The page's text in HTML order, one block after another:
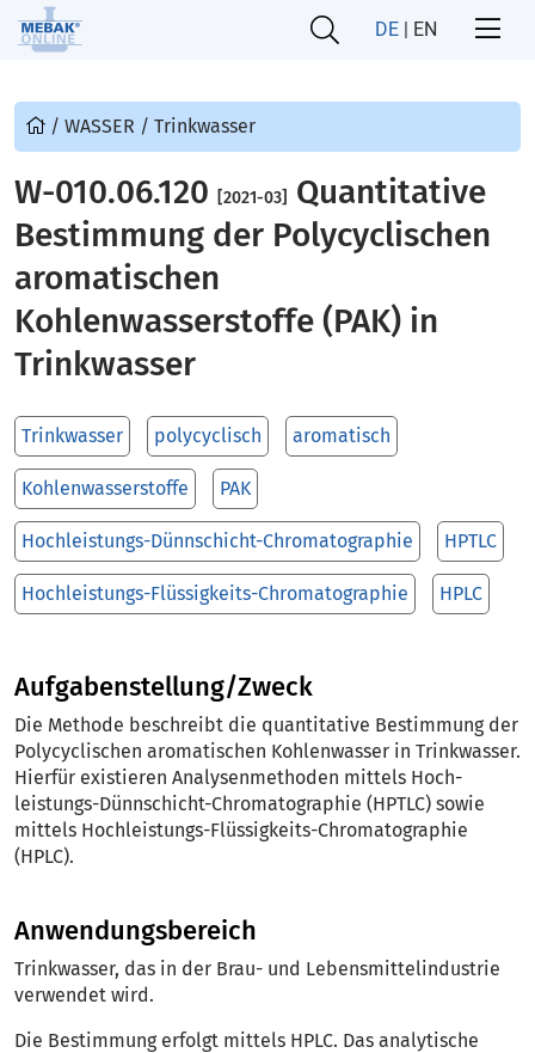
DE | EN
/ WASSER / Trinkwasser
W-010.06.120 [2021-03]
Quantitative
Bestimmung der Polycyclischen
aromatischen
Kohlenwasserstoffe (PAK) in
Trinkwasser
Trinkwasser polycyclisch aromatisch
Kohlenwasserstoffe PAK
Hochleistungs-Dünnschicht-Chromatographie HPTLC
Hochleistungs-Flüssigkeits-Chromatographie HPLC
Aufgabenstellung/Zweck
Die Methode beschreibt die quantitative Bestimmung der
Polycyclischen aromatischen Kohlenwasser in Trinkwasser.
Hierfür existieren Analysenmethoden mittels Hoch­
leistungs-Dünnschicht-Chromatographie (HPTLC) sowie
mittels Hoch­leistungs-Flüssigkeits-Chromatographie
(HPLC).
Anwendungsbereich
Trinkwasser, das in der Brau- und Lebensmittelindustrie
verwendet wird.
Die Bestimmung erfolgt mittels HPLC. Das analytische